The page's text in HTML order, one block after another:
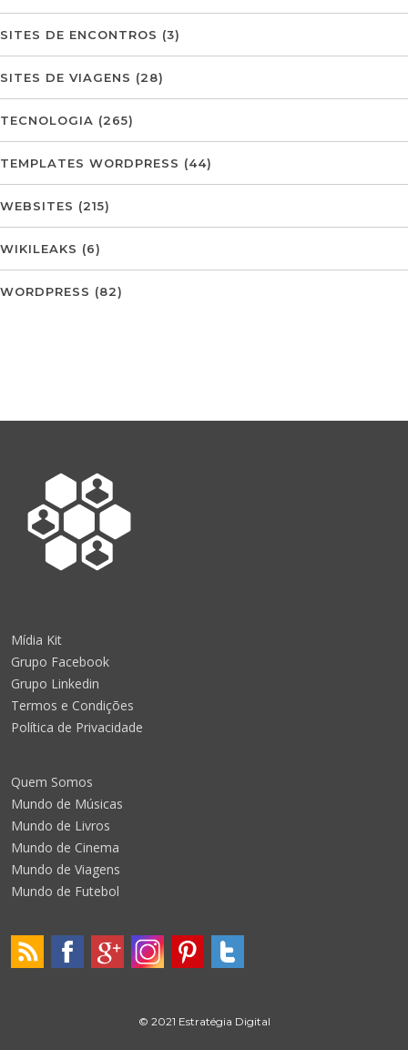
SITES DE ENCONTROS (3)
SITES DE VIAGENS (28)
TECNOLOGIA (265)
TEMPLATES WORDPRESS (44)
WEBSITES (215)
WIKILEAKS (6)
WORDPRESS (82)
Mídia Kit
Grupo Facebook
Grupo Linkedin
Termos e Condições
Política de Privacidade
Quem Somos
Mundo de Músicas
Mundo de Livros
Mundo de Cinema
Mundo de Viagens
Mundo de Futebol
© 2021 Estratégia Digital